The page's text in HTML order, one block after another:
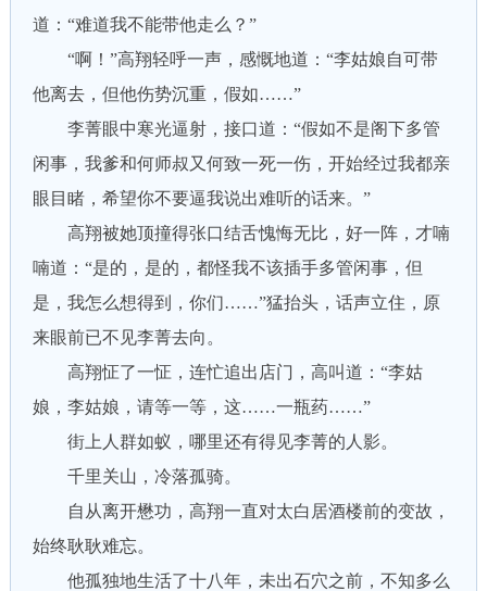
道：“难道我不能带他走么？”
“啊！”高翔轻呼一声，感慨地道：“李姑娘自可带
他离去，但他伤势沉重，假如……”
李菁眼中寒光逼射，接口道：“假如不是阁下多管
闲事，我爹和何师叔又何致一死一伤，开始经过我都亲
眼目睹，希望你不要逼我说出难听的话来。”
高翔被她顶撞得张口结舌愧悔无比，好一阵，才喃
喃道：“是的，是的，都怪我不该插手多管闲事，但
是，我怎么想得到，你们……”猛抬头，话声立住，原
来眼前已不见李菁去向。
高翔怔了一怔，连忙追出店门，高叫道：“李姑
娘，李姑娘，请等一等，这……一瓶药……”
街上人群如蚁，哪里还有得见李菁的人影。
千里关山，冷落孤骑。
自从离开懋功，高翔一直对太白居酒楼前的变故，
始终耿耿难忘。
他孤独地生活了十八年，未出石穴之前，不知多么